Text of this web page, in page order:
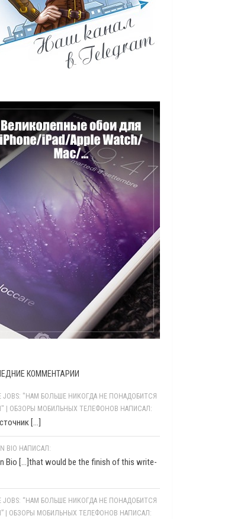
КОММЕНТАРИИ
JOBS: "НАМ БОЛЬШЕ НИКОГДА НЕ ПОНАДОБИТСЯ
| ОБЗОРЫ МОБИЛЬНЫХ ТЕЛЕФОНОВ НАПИСАЛ:
[…]
BIO НАПИСАЛ:
Bio [...]that would be the finish of this write-
JOBS: “НАМ БОЛЬШЕ НИКОГДА НЕ ПОНАДОБИТСЯ
| ОБЗОРЫ МОБИЛЬНЫХ ТЕЛЕФОНОВ НАПИСАЛ: